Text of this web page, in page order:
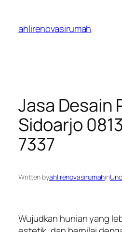
content
ahlirenovasirumah
Jasa Desain
Sidoarjo
7337
Written byahlirenovasirumahin
Wujudkan hunian yang